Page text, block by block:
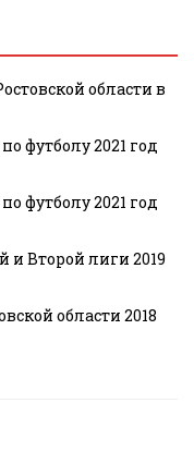
области в
футболу 2021 год
футболу 2021 год
и Второй лиги 2019
области 2018